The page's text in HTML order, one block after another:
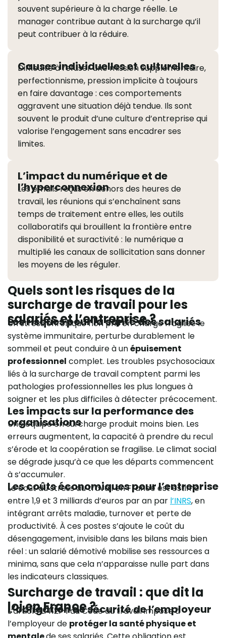
souvent supérieure à la charge réelle. Le
manager contribue autant à la surcharge qu’il
peut contribuer à la réduire.
Causes individuelles et culturelles
Difficulté à refuser une mission supplémentaire,
perfectionnisme, pression implicite à toujours
en faire davantage : ces comportements
aggravent une situation déjà tendue. Ils sont
souvent le produit d’une culture d’entreprise qui
valorise l’engagement sans encadrer ses
limites.
L’impact du numérique et de
l’hyperconnexion
Les emails reçus en dehors des heures de
travail, les réunions qui s’enchaînent sans
temps de traitement entre elles, les outils
collaboratifs qui brouillent la frontière entre
disponibilité et suractivité : le numérique a
multiplié les canaux de sollicitation sans donner
les moyens de les réguler.
Quels sont les risques de la
surcharge de travail pour les
salariés et l’entreprise ?
Les risques pour la santé des salariés
Un stress chronique non pris en charge fragilise le
système immunitaire, perturbe durablement le
sommeil et peut conduire à unépuisement
professionnel complet. Les troubles psychosociaux
liés à la surcharge de travail comptent parmi les
pathologies professionnelles les plus longues à
soigner et les plus difficiles à détecter précocement.
Les impacts sur la performance des
organisations
Une équipe en surcharge produit moins bien. Les
erreurs augmentent, la capacité à prendre du recul
s’érode et la coopération se fragilise. Le climat social
se dégrade jusqu’à ce que les départs commencent
à s’accumuler.
Les coûts économiques pour l’entreprise
Le coût du stress au travail en France est estimé
entre 1,9 et 3 milliards d’euros par an par l’INRS, en
intégrant arrêts maladie, turnover et perte de
productivité. À ces postes s’ajoute le coût du
désengagement, invisible dans les bilans mais bien
réel : un salarié démotivé mobilise ses ressources a
minima, sans que cela n’apparaisse nulle part dans
les indicateurs classiques.
Surcharge de travail : que dit la
loi en France ?
L’obligation de sécurité de l’employeur
L’article L.4121-1 du Code du travail impose à
l’employeur de protéger la santé physique et